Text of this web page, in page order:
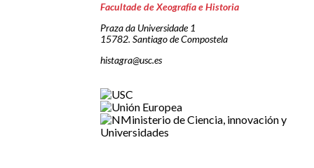
Facultade de Xeografía e Historia
Praza da Universidade 1
15782. Santiago de Compostela
histagra@usc.es